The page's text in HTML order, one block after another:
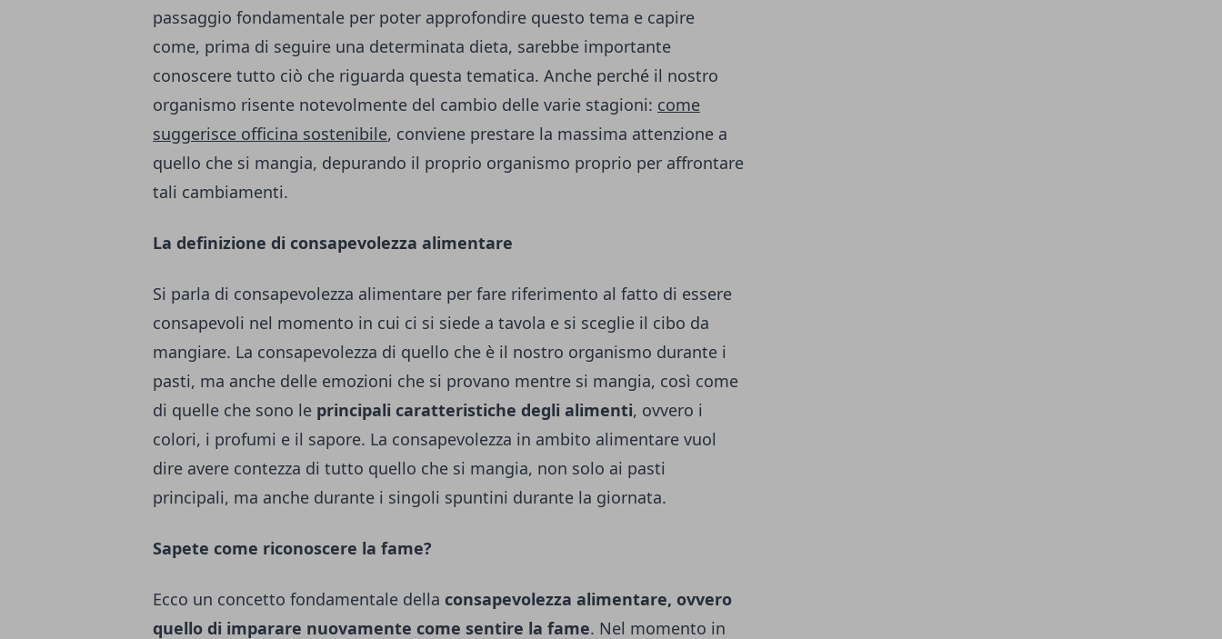
passaggio fondamentale per poter approfondire questo tema e capire
come, prima di seguire una determinata dieta, sarebbe importante
conoscere tutto ciò che riguarda questa tematica. Anche perché il nostro
organismo risente notevolmente del cambio delle varie stagioni: come
suggerisce officina sostenibile, conviene prestare la massima attenzione a
quello che si mangia, depurando il proprio organismo proprio per affrontare
tali cambiamenti.
La definizione di consapevolezza alimentare
Si parla di consapevolezza alimentare per fare riferimento al fatto di essere
consapevoli nel momento in cui ci si siede a tavola e si sceglie il cibo da
mangiare. La consapevolezza di quello che è il nostro organismo durante i
pasti, ma anche delle emozioni che si provano mentre si mangia, così come
di quelle che sono le principali caratteristiche degli alimenti, ovvero i
colori, i profumi e il sapore. La consapevolezza in ambito alimentare vuol
dire avere contezza di tutto quello che si mangia, non solo ai pasti
principali, ma anche durante i singoli spuntini durante la giornata.
Sapete come riconoscere la fame?
Ecco un concetto fondamentale della consapevolezza alimentare, ovvero
quello di imparare nuovamente come sentire la fame. Nel momento in